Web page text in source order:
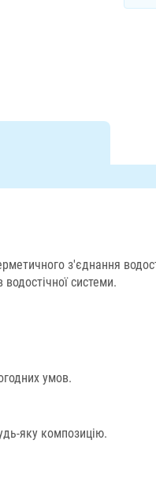
з'єднання
системи.
умов.
яку композицію.